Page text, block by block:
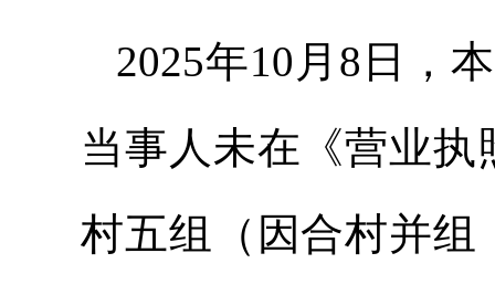
2025年10月8日，
当事人未在《营业
村五组（因合村并组